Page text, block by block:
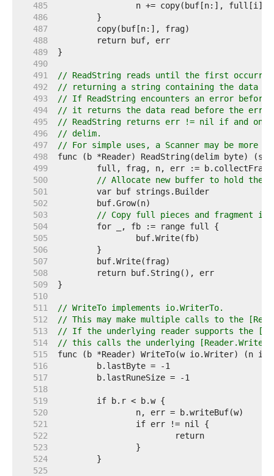
   485
   486
   487
   488
   489
   490
   491
// ReadString reads until the first
   492
// returning a string containing the data
   493
// If ReadString encounters an error
   494
// it returns the data read before the
   495
// ReadString returns err != nil if and
   496
// delim.
   497
// For simple uses, a Scanner may be more
   498
   499
   500
// Allocate new buffer to hold the
   501
   502
   503
// Copy full pieces and fragment in.
   504
   505
   506
   507
   508
   509
   510
   511
// WriteTo implements io.WriterTo.
   512
// This may make multiple calls to the
   513
// If the underlying reader supports the
   514
// this calls the underlying
   515
   516
   517
   518
   519
   520
   521
   522
   523
   524
   525